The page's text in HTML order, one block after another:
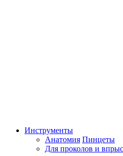
Инструменты
Анатомия Пинцеты
Для проколов и